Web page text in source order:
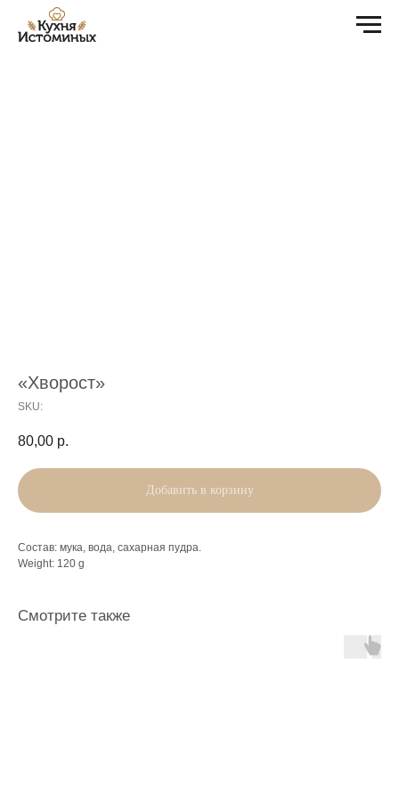
«Хворост»
SKU:
80,00 р.
Добавить в корзину
Состав: мука, вода, сахарная пудра.
Weight: 120 g
Смотрите также